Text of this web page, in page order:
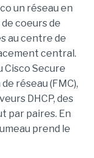
un réseau en
coeurs de
au centre de
central.
Cisco Secure
réseau (FMC),
DHCP, des
par paires. En
prend le